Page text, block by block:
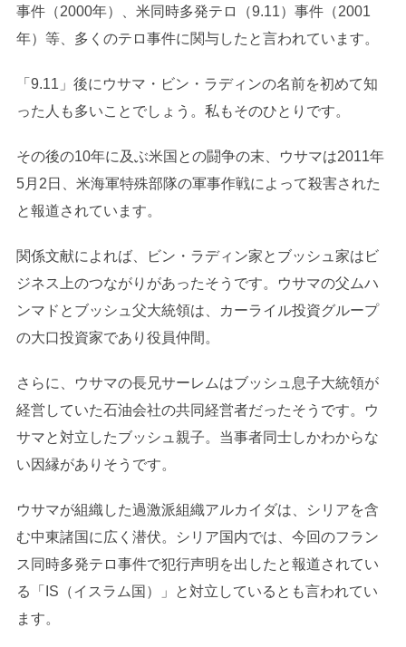
事件（2000年）、米同時多発テロ（9.11）事件（2001
年）等、多くのテロ事件に関与したと言われています。
「9.11」後にウサマ・ビン・ラディンの名前を初めて知
った人も多いことでしょう。私もそのひとりです。
その後の10年に及ぶ米国との闘争の末、ウサマは2011年
5月2日、米海軍特殊部隊の軍事作戦によって殺害された
と報道されています。
関係文献によれば、ビン・ラディン家とブッシュ家はビ
ジネス上のつながりがあったそうです。ウサマの父ムハ
ンマドとブッシュ父大統領は、カーライル投資グループ
の大口投資家であり役員仲間。
さらに、ウサマの長兄サーレムはブッシュ息子大統領が
経営していた石油会社の共同経営者だったそうです。ウ
サマと対立したブッシュ親子。当事者同士しかわからな
い因縁がありそうです。
ウサマが組織した過激派組織アルカイダは、シリアを含
む中東諸国に広く潜伏。シリア国内では、今回のフラン
ス同時多発テロ事件で犯行声明を出したと報道されてい
る「IS（イスラム国）」と対立しているとも言われてい
ます。